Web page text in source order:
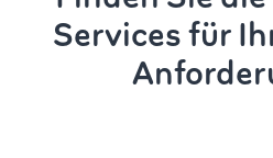
Services für